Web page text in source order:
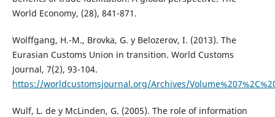
World Economy, (28), 841-871.
Wolffgang, H.-M., Brovka, G. y Belozerov, I. (2013). The
Eurasian Customs Union in transition. World Customs
Journal, 7(2), 93-104.
https://worldcustomsjournal.org/Archives/
Wulf, L. de y McLinden, G. (2005). The role of information